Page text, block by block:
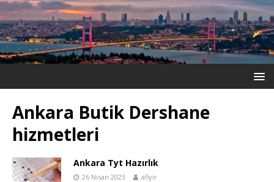
Ankara Butik Dershane
hizmetleri
Ankara Tyt Hazırlık
26 Nisan 2023 afiyir